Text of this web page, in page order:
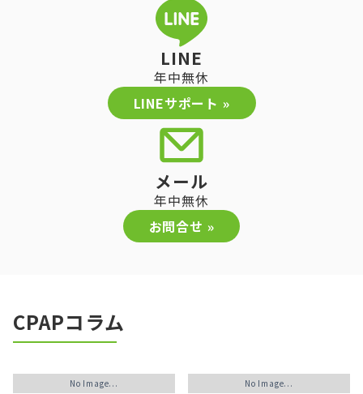
LINE
年中無休
LINEサポート »
メール
年中無休
お問合せ »
CPAPコラム
No Image... No Image...